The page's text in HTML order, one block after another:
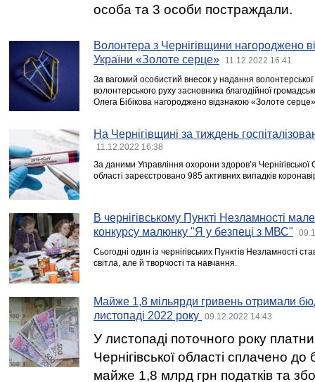
особа та 3 особи постраждали.
Волонтера з Чернігівщини нагороджено
України «Золоте cерце»
11.12.2022 16:41
За вагомий особистий внесок у надання
волонтерського руху засновника благодійної
Олега Бібікова нагороджено відзнакою «Золоте
На Чернігівщині за тиждень
11.12.2022 16:38
За даними Управління охорони здоров’я
області зареєстровано 985 активних випадків
В чернігівському Пункті Незламності
конкурсу малюнку "Я у безпеці з МВС"
Сьогодні один із чернігівських Пунктів Незламності
світла, але й творчості та навчання.
Майже 1,8 мільярди гривень отримали
листопаді 2022 року
09.12.2022 14:43
У листопаді поточного року
Чернігівської області сплачено до
майже 1,8 млрд грн податків та